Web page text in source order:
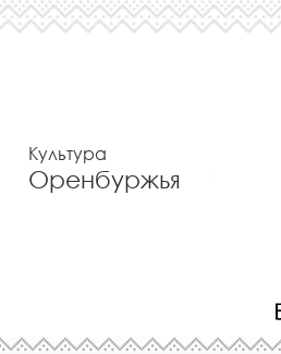
Культура
Оренбуржья